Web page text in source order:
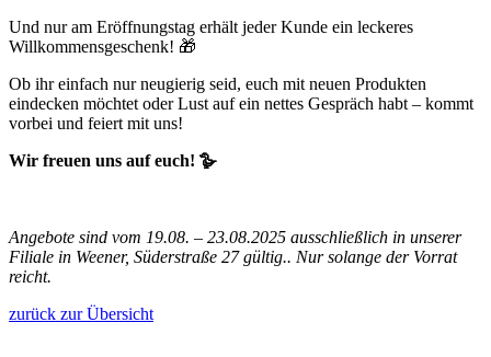
Und nur am Eröffnungstag erhält jeder Kunde ein leckeres
Willkommensgeschenk! 🎁
Ob ihr einfach nur neugierig seid, euch mit neuen Produkten
eindecken möchtet oder Lust auf ein nettes Gespräch habt – kommt
vorbei und feiert mit uns!
Wir freuen uns auf euch! 🪿
Angebote sind vom 19.08. – 23.08.2025 ausschließlich in unserer
Filiale in Weener, Süderstraße 27 gültig.. Nur solange der Vorrat
reicht.
zurück zur Übersicht